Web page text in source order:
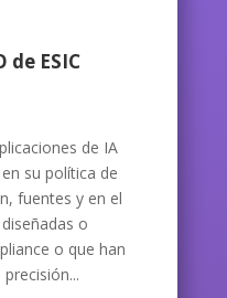
de ESIC
de IA
su política de
fuentes y en el
o
o que han